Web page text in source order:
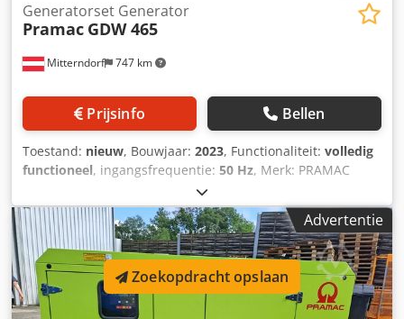
Mitterndorf 747 km
Generatorset Generator
Pramac GDW 465
Prijsinfo Bellen
Toestand: nieuw, Bouwjaar: 2023, Functionaliteit: volledig
functioneel, ingangsfrequentie: 50 Hz, Merk: PRAMAC
GDW 465 Geluidsdruk op 7 m DB(A): 67 Geluidsvermogen
LWA DP(A): 96 Continu vermogen106,15 kVA / 84,92 kW
Dwsdjq A U Afepfx Aqgja Spanning: 230 / 400 Volt
Frequentie: 50 Hz Dieselmotor: Perkins 1104D-E44TAG2
Uitlaatfase IIIA alleen stationair gebruik toegestaan!
Koelsysteem: Water Cilinders: 4 in serie Cilinderinhoud:
4400 cm³ Inlaatsysteem: Turbo Motortoerental: 1500 rpm
Advertentie
Zoekopdracht opslaan